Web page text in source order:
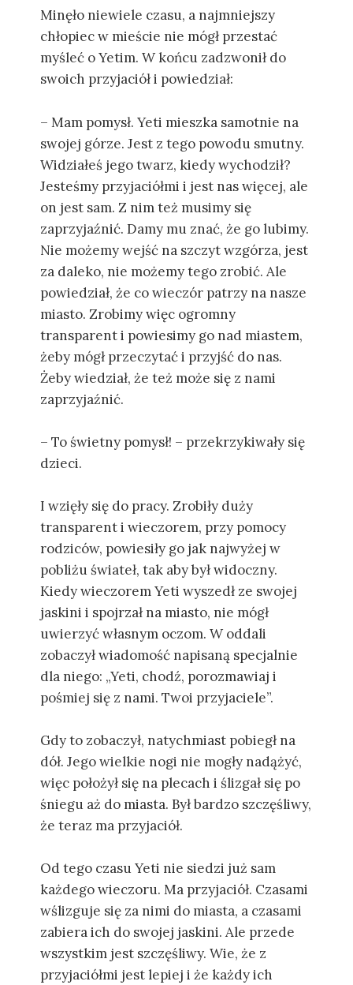
Minęło niewiele czasu, a najmniejszy
chłopiec w mieście nie mógł przestać
myśleć o Yetim. W końcu zadzwonił do
swoich przyjaciół i powiedział:
– Mam pomysł. Yeti mieszka samotnie na
swojej górze. Jest z tego powodu smutny.
Widziałeś jego twarz, kiedy wychodził?
Jesteśmy przyjaciółmi i jest nas więcej, ale
on jest sam. Z nim też musimy się
zaprzyjaźnić. Damy mu znać, że go lubimy.
Nie możemy wejść na szczyt wzgórza, jest
za daleko, nie możemy tego zrobić. Ale
powiedział, że co wieczór patrzy na nasze
miasto. Zrobimy więc ogromny
transparent i powiesimy go nad miastem,
żeby mógł przeczytać i przyjść do nas.
Żeby wiedział, że też może się z nami
zaprzyjaźnić.
– To świetny pomysł! – przekrzykiwały się
dzieci.
I wzięły się do pracy. Zrobiły duży
transparent i wieczorem, przy pomocy
rodziców, powiesiły go jak najwyżej w
pobliżu świateł, tak aby był widoczny.
Kiedy wieczorem Yeti wyszedł ze swojej
jaskini i spojrzał na miasto, nie mógł
uwierzyć własnym oczom. W oddali
zobaczył wiadomość napisaną specjalnie
dla niego: „Yeti, chodź, porozmawiaj i
pośmiej się z nami. Twoi przyjaciele”.
Gdy to zobaczył, natychmiast pobiegł na
dół. Jego wielkie nogi nie mogły nadążyć,
więc położył się na plecach i ślizgał się po
śniegu aż do miasta. Był bardzo szczęśliwy,
że teraz ma przyjaciół.
Od tego czasu Yeti nie siedzi już sam
każdego wieczoru. Ma przyjaciół. Czasami
wślizguje się za nimi do miasta, a czasami
zabiera ich do swojej jaskini. Ale przede
wszystkim jest szczęśliwy. Wie, że z
przyjaciółmi jest lepiej i że każdy ich